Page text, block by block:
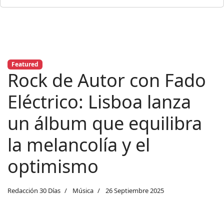
Featured
Rock de Autor con Fado
Eléctrico: Lisboa lanza
un álbum que equilibra
la melancolía y el
optimismo
Redacción 30 Días Música 26 Septiembre 2025